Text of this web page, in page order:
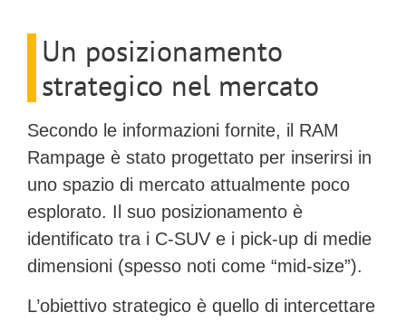
Un posizionamento
strategico nel mercato
Secondo le informazioni fornite, il RAM
Rampage è stato progettato per inserirsi in
uno spazio di mercato attualmente poco
esplorato. Il suo posizionamento è
identificato tra i C-SUV e i pick-up di medie
dimensioni (spesso noti come “mid-size”).
L’obiettivo strategico è quello di intercettare